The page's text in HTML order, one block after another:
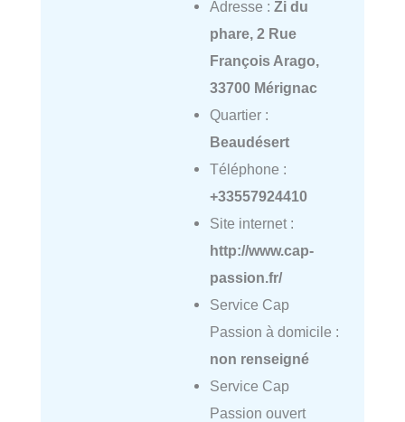
Adresse : Zi du
phare, 2 Rue
François Arago,
33700 Mérignac
Quartier :
Beaudésert
Téléphone :
+33557924410
Site internet :
http://www.cap-
passion.fr/
Service Cap
Passion à domicile :
non renseigné
Service Cap
Passion ouvert